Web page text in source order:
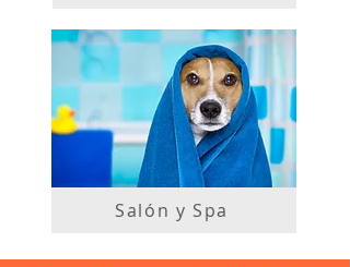
Salón y Spa